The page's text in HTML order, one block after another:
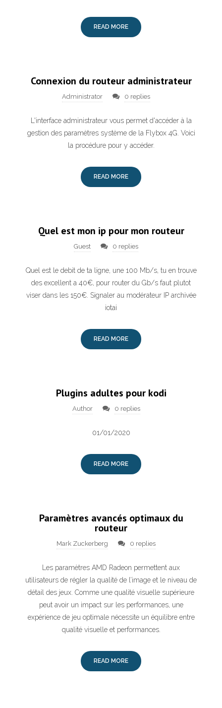
READ MORE
Connexion du routeur administrateur
Administrator 0 replies
L'interface administrateur vous permet d'accéder à la
gestion des paramètres système de la Flybox 4G. Voici
la procédure pour y accéder.
READ MORE
Quel est mon ip pour mon routeur
Guest 0 replies
Quel est le debit de ta ligne, une 100 Mb/s, tu en trouve
des excellent a 40€, pour router du Gb/s faut plutot
viser dans les 150€. Signaler au modérateur IP archivée
iotai
READ MORE
Plugins adultes pour kodi
Author 0 replies
01/01/2020
READ MORE
Paramètres avancés optimaux du
routeur
Mark Zuckerberg 0 replies
Les paramètres AMD Radeon permettent aux
utilisateurs de régler la qualité de l’image et le niveau de
détail des jeux. Comme une qualité visuelle supérieure
peut avoir un impact sur les performances, une
expérience de jeu optimale nécessite un équilibre entre
qualité visuelle et performances.
READ MORE